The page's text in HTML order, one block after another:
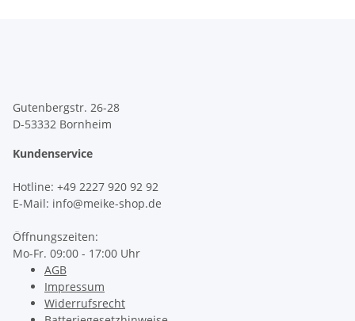
Gutenbergstr. 26-28
D-53332 Bornheim
Kundenservice
Hotline: +49 2227 920 92 92
E-Mail: info@meike-shop.de
Öffnungszeiten:
Mo-Fr. 09:00 - 17:00 Uhr
AGB
Impressum
Widerrufsrecht